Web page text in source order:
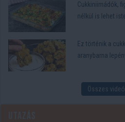
Cukkiniimádók,
nélkül is lehet
Ez történik a
aranybarna
Összes videó